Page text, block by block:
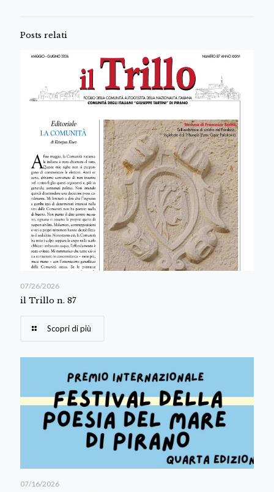
Posts relati
07/26/2026
il Trillo n. 87
Scopri di più
07/16/2026